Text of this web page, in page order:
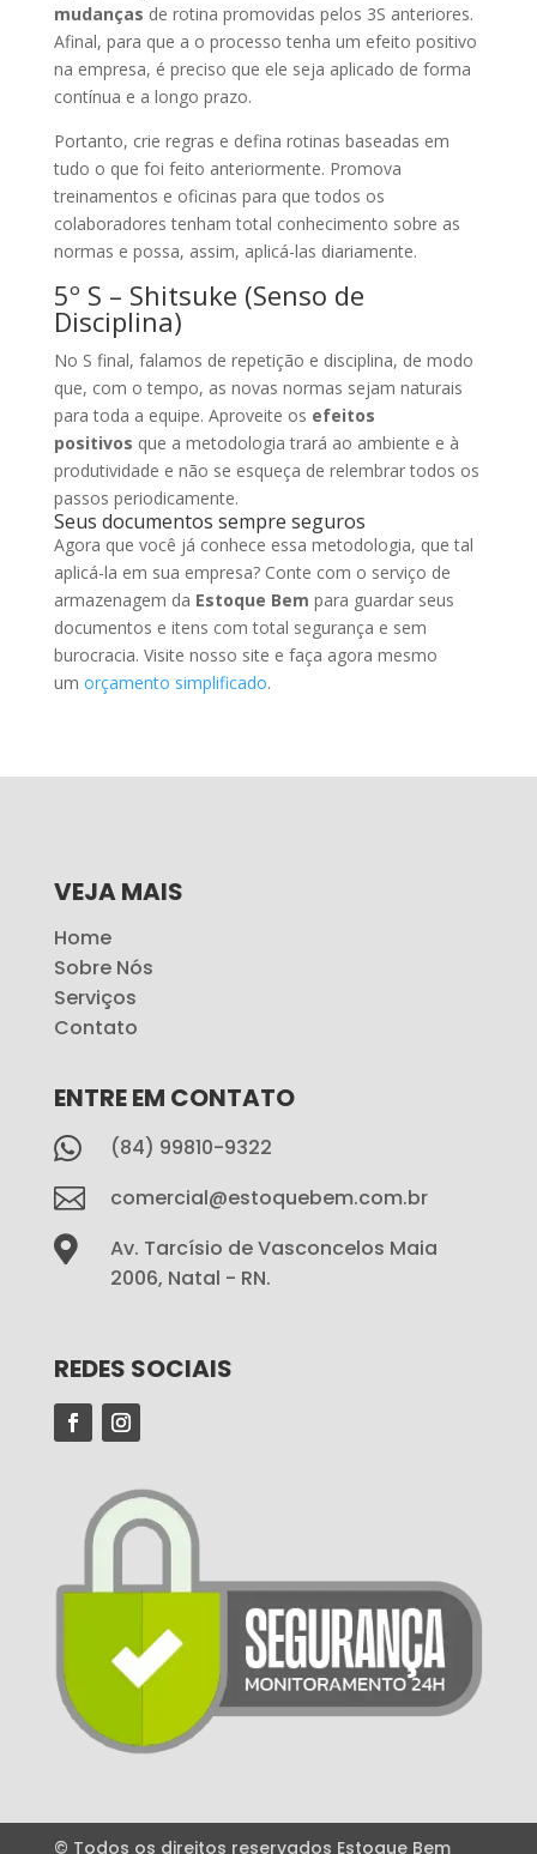
mudanças de rotina promovidas pelos 3S anteriores.
Afinal, para que a o processo tenha um efeito positivo
na empresa, é preciso que ele seja aplicado de forma
contínua e a longo prazo.
Portanto, crie regras e defina rotinas baseadas em
tudo o que foi feito anteriormente. Promova
treinamentos e oficinas para que todos os
colaboradores tenham total conhecimento sobre as
normas e possa, assim, aplicá-las diariamente.
5º S – Shitsuke (Senso de
Disciplina)
No S final, falamos de repetição e disciplina, de modo
que, com o tempo, as novas normas sejam naturais
para toda a equipe. Aproveite os efeitos
positivos que a metodologia trará ao ambiente e à
produtividade e não se esqueça de relembrar todos os
passos periodicamente.
Seus documentos sempre seguros
Agora que você já conhece essa metodologia, que tal
aplicá-la em sua empresa? Conte com o serviço de
armazenagem da Estoque Bem para guardar seus
documentos e itens com total segurança e sem
burocracia. Visite nosso site e faça agora mesmo
um orçamento simplificado.
VEJA MAIS
Home
Sobre Nós
Serviços
Contato
ENTRE EM CONTATO
 (84) 99810-9322
 comercial@estoquebem.com.br

Av. Tarcísio de Vasconcelos Maia
2006, Natal - RN.
REDES SOCIAIS
© Todos os direitos reservados Estoque Bem